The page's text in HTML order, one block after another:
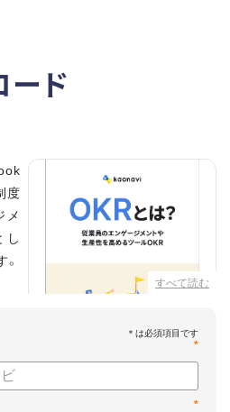
ード
すべて読む
度
メ
し
どうすればいいのか
*
*